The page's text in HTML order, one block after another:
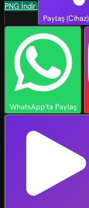
PNG İndir
Paylaş (Cihaz)
WhatsApp'ta Paylaş